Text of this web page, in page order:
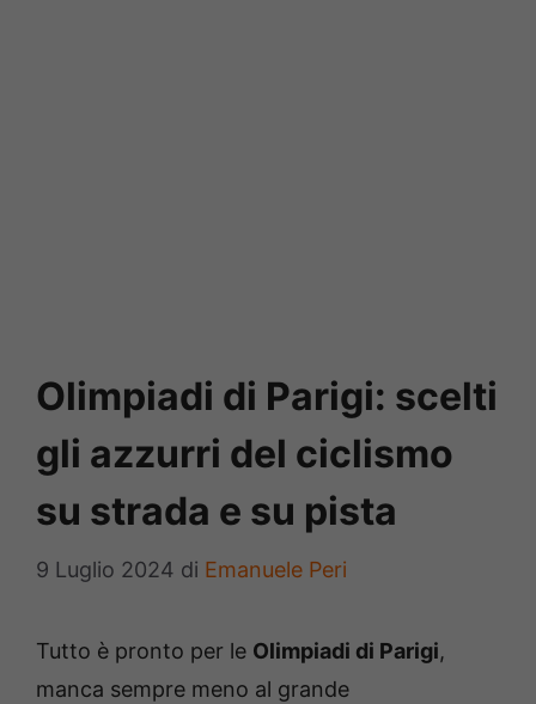
Olimpiadi di Parigi: scelti
gli azzurri del ciclismo
su strada e su pista
9 Luglio 2024 di Emanuele Peri
Tutto è pronto per le Olimpiadi di Parigi,
manca sempre meno al grande